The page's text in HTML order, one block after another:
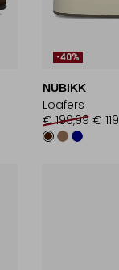
-40%
NUBIKK
Loafers
€ 199,99 €